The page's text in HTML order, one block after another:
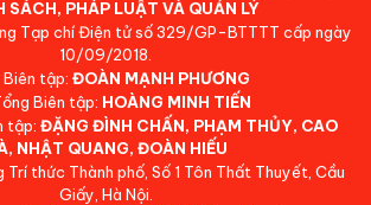
SÁCH, PHÁP LUẬT VÀ QUẢN LÝ
Tạp chí Điện tử số 329/GP-BTTTT cấp ngày
10/09/2018.
Biên tập: ĐOÀN MẠNH PHƯƠNG
Biên tập: HOÀNG MINH TIẾN
tập: ĐẶNG ĐÌNH CHẤN, PHẠM THỦY, CAO
NHẬT QUANG, ĐOÀN HIẾU
Trí thức Thành phố, Số 1 Tôn Thất Thuyết, Cầu
Giấy, Hà Nội.